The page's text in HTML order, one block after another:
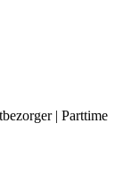
| Parttime